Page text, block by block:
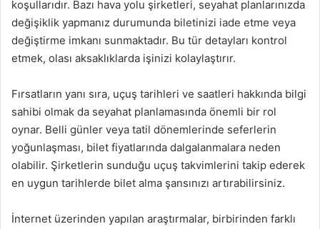
koşullarıdır. Bazı hava yolu şirketleri, seyahat planlarınızda
değişiklik yapmanız durumunda biletinizi iade etme veya
değiştirme imkanı sunmaktadır. Bu tür detayları kontrol
etmek, olası aksaklıklarda işinizi kolaylaştırır.
Fırsatların yanı sıra, uçuş tarihleri ve saatleri hakkında bilgi
sahibi olmak da seyahat planlamasında önemli bir rol
oynar. Belli günler veya tatil dönemlerinde seferlerin
yoğunlaşması, bilet fiyatlarında dalgalanmalara neden
olabilir. Şirketlerin sunduğu uçuş takvimlerini takip ederek
en uygun tarihlerde bilet alma şansınızı artırabilirsiniz.
İnternet üzerinden yapılan araştırmalar, birbirinden farklı